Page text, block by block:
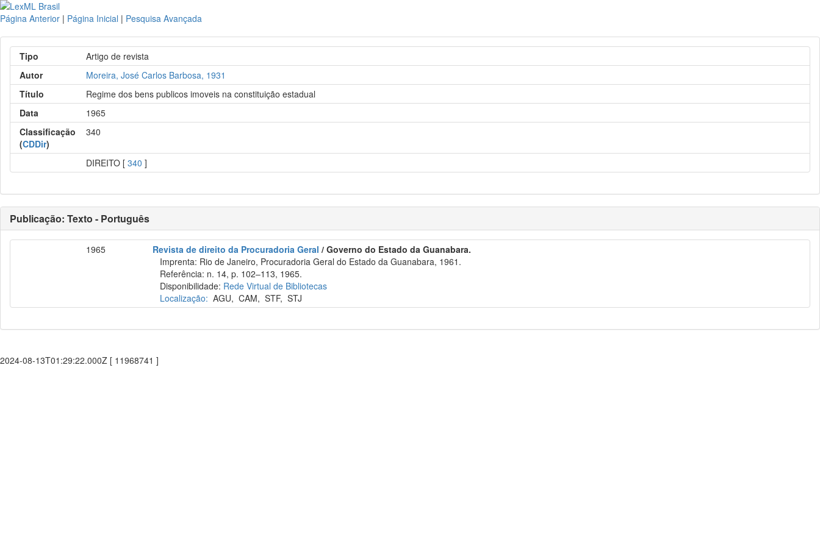
Página Anterior | Página Inicial | Pesquisa Avançada
Tipo
Artigo de revista
Autor
Moreira, José Carlos Barbosa, 1931
Título
Regime dos bens publicos imoveis na constituição estadual
Data
1965
Classificação
(CDDir)
340
DIREITO [340 ]
Publicação: Texto - Português
1965 Revista de direito da Procuradoria Geral / Governo do Estado da Guanabara.
Imprenta: Rio de Janeiro, Procuradoria Geral do Estado da Guanabara, 1961.
Referência: n. 14, p. 102–113, 1965.
Disponibilidade: Rede Virtual de Bibliotecas
Localização: AGU,CAM,STF,STJ
2024-08-13T01:29:22.000Z [ 11968741 ]